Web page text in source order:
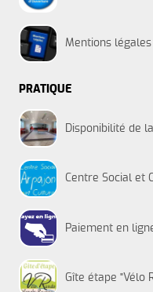
Mentions légales
PRATIQUE
Disponibilité de
Centre Social et
Paiement en
Gîte étape "Vélo